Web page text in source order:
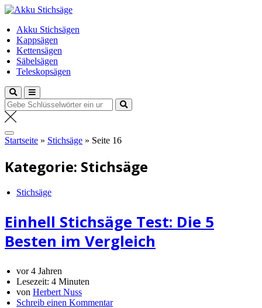
Zum
springen
Dein Experte
Akku Stichsägen
Kappsägen
Kettensägen
Säbelsägen
Teleskopsägen
Suche
nach:
Startseite » Stichsäge » Seite 16
Kategorie: Stichsäge
Stichsäge
Einhell Stichsäge Test: Die 5
Besten im Vergleich
vor 4 Jahren
Lesezeit: 4 Minuten
von Herbert Nuss
Schreib einen Kommentar